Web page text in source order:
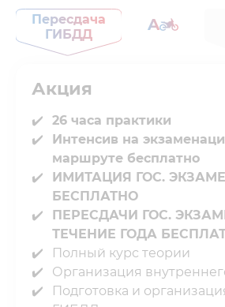
Пересдача
ГИБДД
A
Акция
26 часа практики
Интенсив на
маршруте бесплатно
ИМИТАЦИЯ ГОС.
БЕСПЛАТНО
ПЕРЕСДАЧИ ГОС.
ТЕЧЕНИЕ ГОДА
Полный курс теории⁣⁣
Организация
Подготовка и